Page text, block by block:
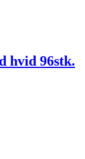
hvid 96stk.